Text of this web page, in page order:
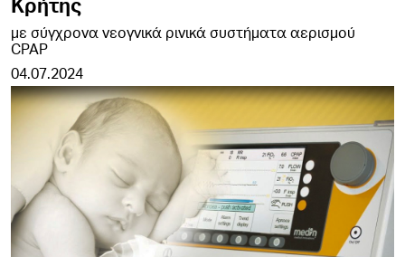
Κρήτης
με σύγχρονα νεογνικά ρινικά συστήματα αερισμού
CPAP
04.07.2024